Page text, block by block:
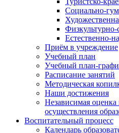
Социально-
Физкультурно-
Естественно-
Приём в учреждение
Учебный план
Учебный план-
Расписание занятий
Методическая
Наши достижения
Независимая оценка
осуществления
Воспитательный процесс
Календарь